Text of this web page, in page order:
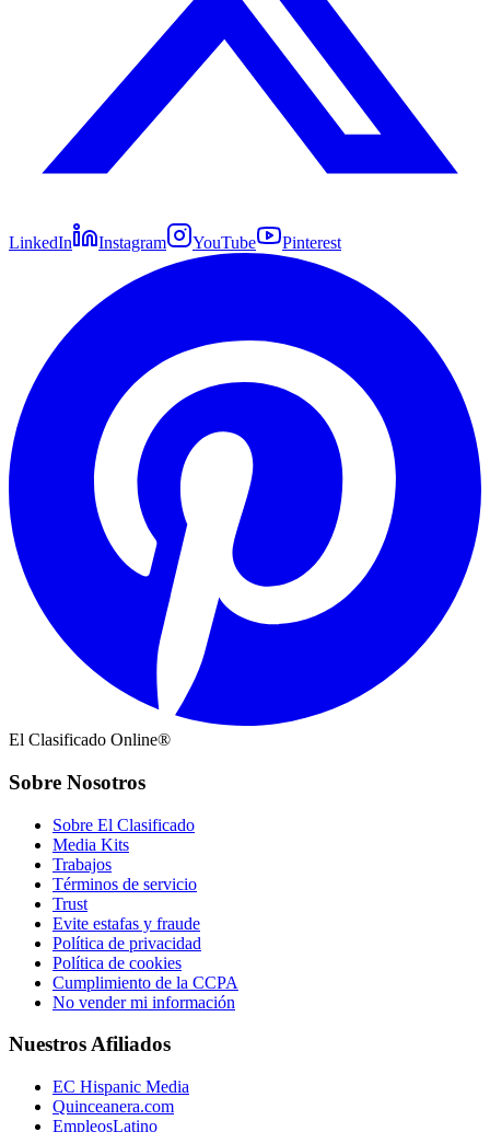
LinkedIn Instagram YouTube Pinterest
El Clasificado Online®
Sobre Nosotros
Sobre El Clasificado
Media Kits
Trabajos
Términos de servicio
Trust
Evite estafas y fraude
Política de privacidad
Política de cookies
Cumplimiento de la CCPA
No vender mi información
Nuestros Afiliados
EC Hispanic Media
Quinceanera.com
EmpleosLatino